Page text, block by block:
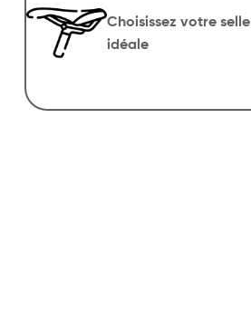
Choisissez votre selle
idéale